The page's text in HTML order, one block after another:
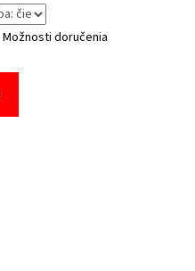
Možnosti doručenia